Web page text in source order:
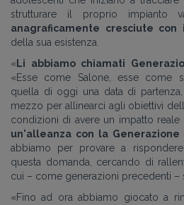
strutturare il proprio impianto
anagraficamente cresciute con
della sua esistenza.
«Li abbiamo chiamati
«Esse come Salone, esse come
quella di oggi una data di
mezzo per allinearci agli obiettivi
condizioni di avere un impatto
un'alleanza con la Generazione
abbiamo per provare a
questa domanda, cercando di
cui – come generazioni precedenti –
«Fino ad ora abbiamo giocato a